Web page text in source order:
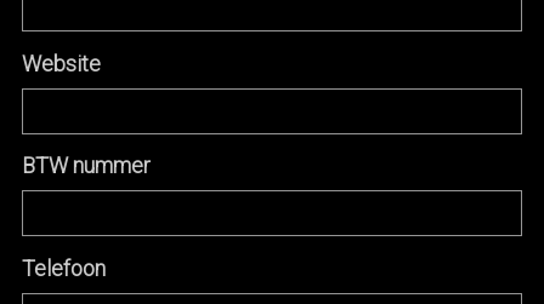
Website
BTW nummer
Telefoon